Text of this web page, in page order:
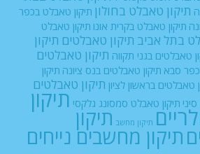
תיקון טאבלט בחולון תיקון טאבלט בכפר
תיקון טאבלט בקרית אונו תיקון טאבלט
בתל אביב תיקון טאבלטים תיקון
טאבלטים בגני תקווה תיקון טאבלטים
סבא תיקון טאבלטים בנס ציונה תיקון
טאבלטים בראשון לציון תיקון טאבלטים
תיקון טאבלט סמסונג גלקסי תיקון
תיקון מחשב תיקון
תיקון מחשבים נייחים